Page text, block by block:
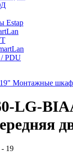
Estap
/ PDU
19" Монтажные
LG-